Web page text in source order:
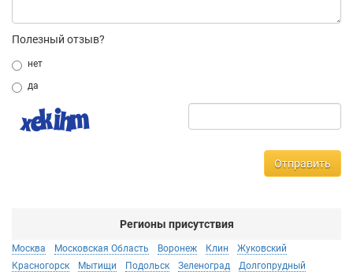
Полезный отзыв?
нет
да
Отправить
Регионы присутствия
Москва Московская Область Воронеж Клин
Жуковский
Красногорск
Мытищи Подольск Зеленоград
Долгопрудный